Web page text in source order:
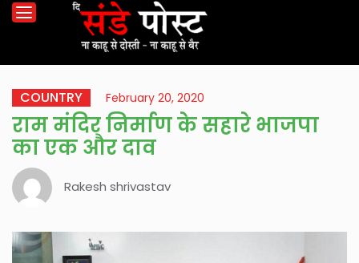
COUNTRY February 20, 2020
राम मंदिर निर्माण के सहारे भाजपा
का एक और दाव
Rakesh shrivastav